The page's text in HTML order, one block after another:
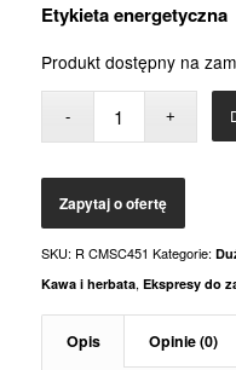
Etykieta energetyczna
Produkt dostępny na
SKU: R CMSC451 Kategorie:
Kawa i herbata, Ekspresy do
Opis Opinie (0)